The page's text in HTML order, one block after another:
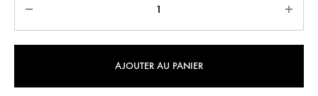
AJOUTER AU PANIER